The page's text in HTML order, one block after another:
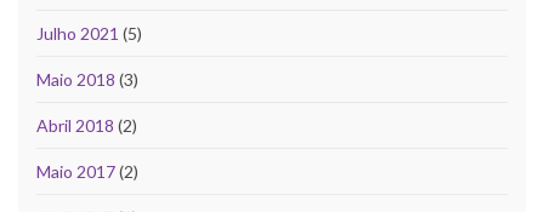
Julho 2021 (5)
Maio 2018 (3)
Abril 2018 (2)
Maio 2017(2)